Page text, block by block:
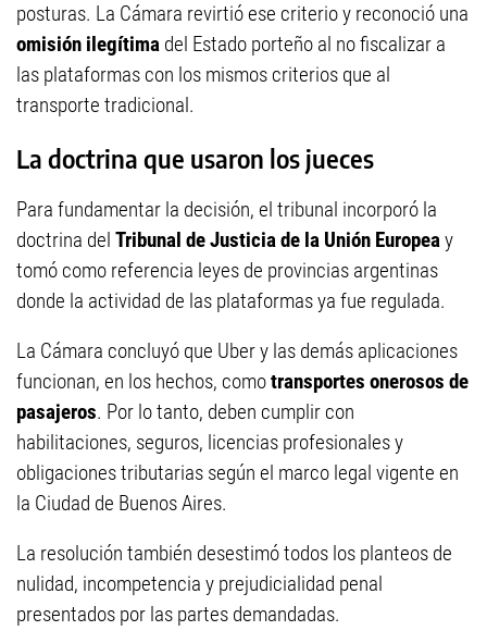
posturas. La Cámara revirtió ese criterio y reconoció una
omisión ilegítima del Estado porteño al no fiscalizar a
las plataformas con los mismos criterios que al
transporte tradicional.
La doctrina que usaron los jueces
Para fundamentar la decisión, el tribunal incorporó la
doctrina del Tribunal de Justicia de la Unión Europeay
tomó como referencia leyes de provincias argentinas
donde la actividad de las plataformas ya fue regulada.
La Cámara concluyó que Uber y las demás aplicaciones
funcionan, en los hechos, comotransportes onerosos de
pasajeros. Por lo tanto, deben cumplir con
habilitaciones, seguros, licencias profesionales y
obligaciones tributarias según el marco legal vigente en
la Ciudad de Buenos Aires.
La resolución también desestimó todos los planteos de
nulidad, incompetencia y prejudicialidad penal
presentados por las partes demandadas.